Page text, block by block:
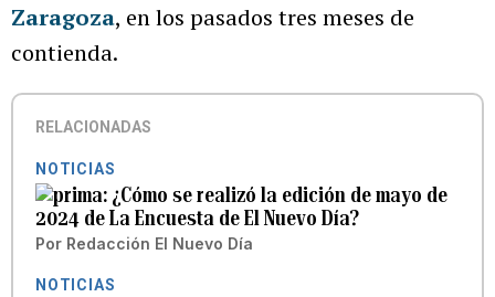
Zaragoza, en los pasados tres meses de
contienda.
RELACIONADAS
NOTICIAS
¿Cómo se realizó la edición de mayo de
2024 de La Encuesta de El Nuevo Día?
Por Redacción El Nuevo Día
NOTICIAS